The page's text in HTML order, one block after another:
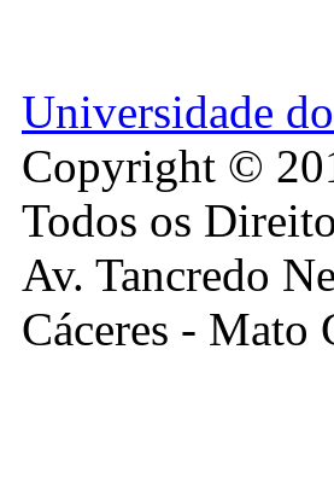
Universidade
Copyright ©
Todos os
Av. Tancredo
Cáceres -